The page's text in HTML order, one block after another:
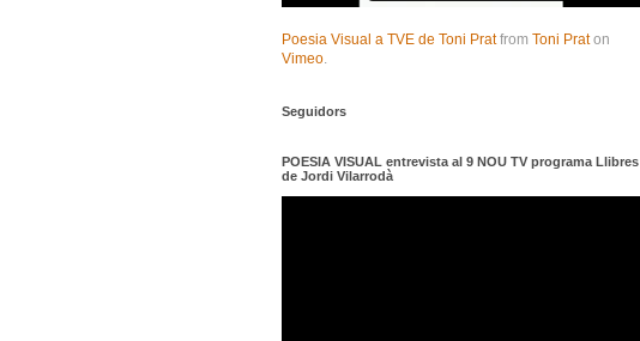
Poesia Visual a TVE de Toni Pratfrom Toni Praton
Vimeo.
Seguidors
POESIA VISUAL entrevista al 9 NOU TV programa Llibres
de Jordi Vilarrodà